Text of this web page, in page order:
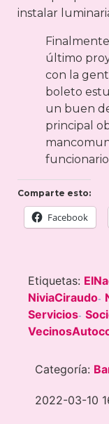
instalar
último
con la
boleto
un buen
principal
Comparte esto:
Facebook
Etiquetas:
NiviaCiraudo-
Servicios-
Categoría:
2022-03-10